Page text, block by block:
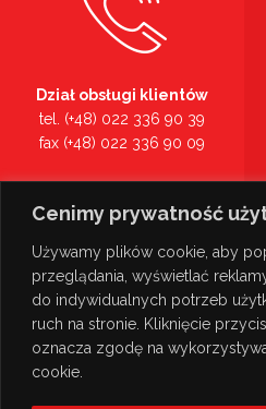
Cenimy prywatność
Używamy plików cookie, aby
przeglądania, wyświetlać
do indywidualnych potrzeb
ruch na stronie. Kliknięcie
oznacza zgodę na
cookie.
Dział obsługi klientów
tel. (+48) 022 336 90 39
fax (+48) 022 336 90 09
tel. (+48) 022 336 90 00